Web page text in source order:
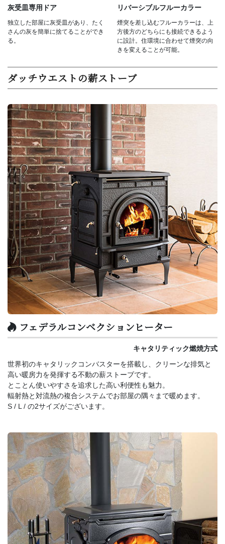
灰受皿専用ドア
独立した部屋に灰受皿があり、たく
さんの灰を簡単に捨てることができ
る。
リバーシブルフルーカラー
煙突を差し込むフルーカラーは、上
方後方のどちらにも接続できるよう
に設計。住環境に合わせて煙突の向
きを変えることが可能。
ダッチウエストの薪ストーブ
フェデラルコンベクションヒーター
キャタリティック燃焼方式
世界初のキャタリックコンバスターを搭載し、クリーンな排気と
高い暖房力を発揮する不動の薪ストーブです。
とことん使いやすさを追求した高い利便性も魅力。
輻射熱と対流熱の複合システムでお部屋の隅々まで暖めます。
S / L / の2サイズがございます。